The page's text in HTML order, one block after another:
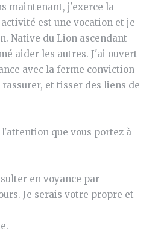
maintenant, j'exerce la
est une vocation et je
Native du Lion ascendant
aider les autres. J'ai ouvert
avec la ferme conviction
et tisser des liens de
que vous portez à
en voyance par
Je serais votre propre et